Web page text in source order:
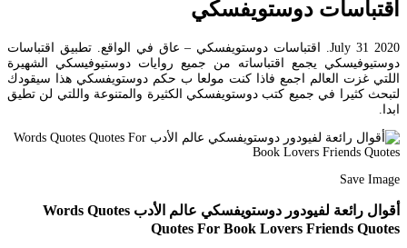
اقتباسات دوستويفسكي
July 31 2020. اقتباسات دوستويفسكي – عاق في الواقع. تطبيق اقتباسات
دوستيوفيسكي يجمع اقتباساته من جميع روايات دوستيوفيسكي الشهيرة
اللتي غزت العالم اجمع فاذا كنت مولعا ب حكم دوستويفسكي هذا سيقودك
لتبحث كثيرا في جميع كتب دوستويفسكي الكثيرة والمتنوعة واللتي لن تطيق
ابدا.
Save Image
أقوال رائعة لفيودور دوستويفسكي عالم الأدب Words Quotes
Quotes For Book Lovers Friends Quotes